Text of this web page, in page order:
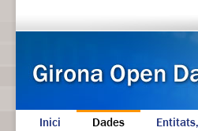
Inici Dades